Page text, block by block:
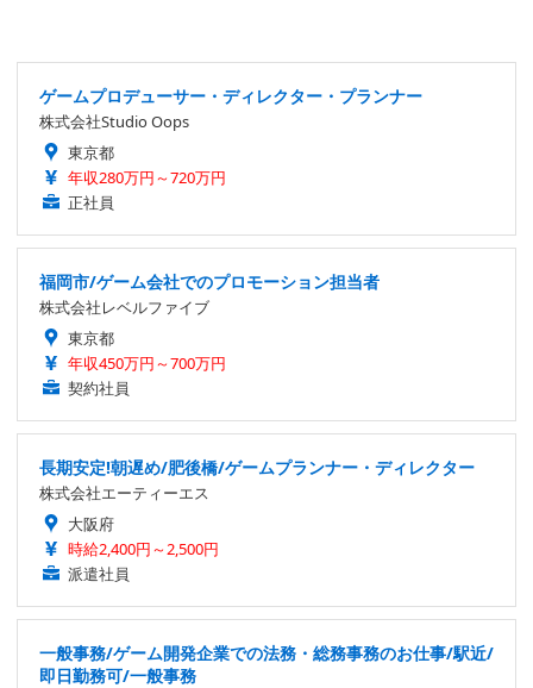
ゲームプロデューサー・ディレクター・プランナー
株式会社Studio Oops
東京都
年収280万円～720万円
正社員
福岡市/ゲーム会社でのプロモーション担当者
株式会社レベルファイブ
東京都
年収450万円～700万円
契約社員
長期安定!朝遅め/肥後橋/ゲームプランナー・ディレクター
株式会社エーティーエス
大阪府
時給2,400円～2,500円
派遣社員
一般事務/ゲーム開発企業での法務・総務事務のお仕事/駅近/
即日勤務可/一般事務